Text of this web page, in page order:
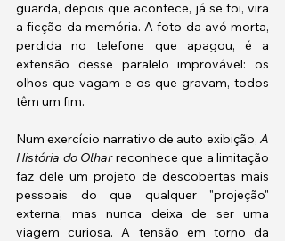
guarda, depois que acontece, já se foi, vira
a ficção da memória. A foto da avó morta,
perdida no telefone que apagou, é a
extensão desse paralelo improvável: os
olhos que vagam e os que gravam, todos
têm um fim.
Num exercício narrativo de auto exibição, A
História do Olhar reconhece que a limitação
faz dele um projeto de descobertas mais
pessoais do que qualquer "projeção"
externa, mas nunca deixa de ser uma
viagem curiosa. A tensão em torno da